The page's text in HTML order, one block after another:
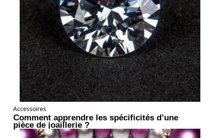
Accessoires
Comment apprendre les spécificités d’une
pièce de joaillerie ?